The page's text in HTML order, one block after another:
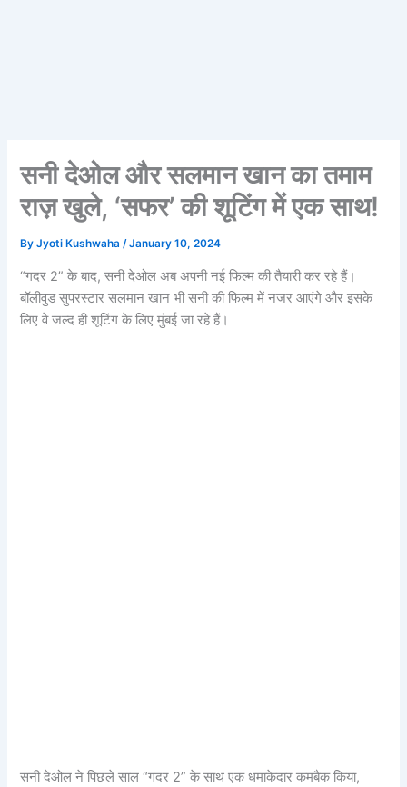
सनी देओल और सलमान खान का तमाम
राज़ खुले, ‘सफर’ की शूटिंग में एक साथ!
ByJyoti Kushwaha/January 10, 2024
“गदर 2” के बाद, सनी देओल अब अपनी नई फिल्म की तैयारी कर रहे हैं।
बॉलीवुड सुपरस्टार सलमान खान भी सनी की फिल्म में नजर आएंगे और इसके
लिए वे जल्द ही शूटिंग के लिए मुंबई जा रहे हैं।
सनी देओल ने पिछले साल “गदर 2” के साथ एक धमाकेदार कमबैक किया,